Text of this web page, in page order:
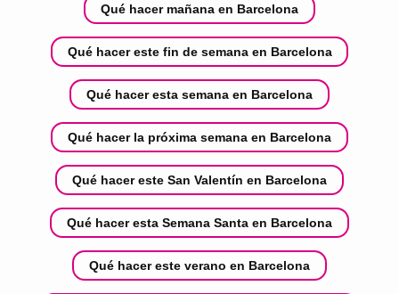
Qué hacer mañana en Barcelona
Qué hacer este fin de semana en Barcelona
Qué hacer esta semana en Barcelona
Qué hacer la próxima semana en Barcelona
Qué hacer este San Valentín en Barcelona
Qué hacer esta Semana Santa en Barcelona
Qué hacer este verano en Barcelona